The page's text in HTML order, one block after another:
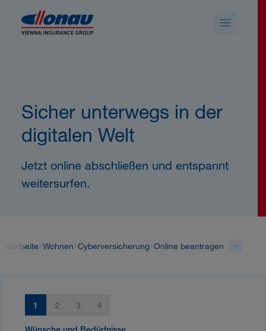
Sicher unterwegs in der
digitalen Welt
Jetzt online abschließen und entspannt
weitersurfen.
Startseite Wohnen Cyberversicherung Online beantragen
1
Wünsche und Bedürfnisse
2 3 4